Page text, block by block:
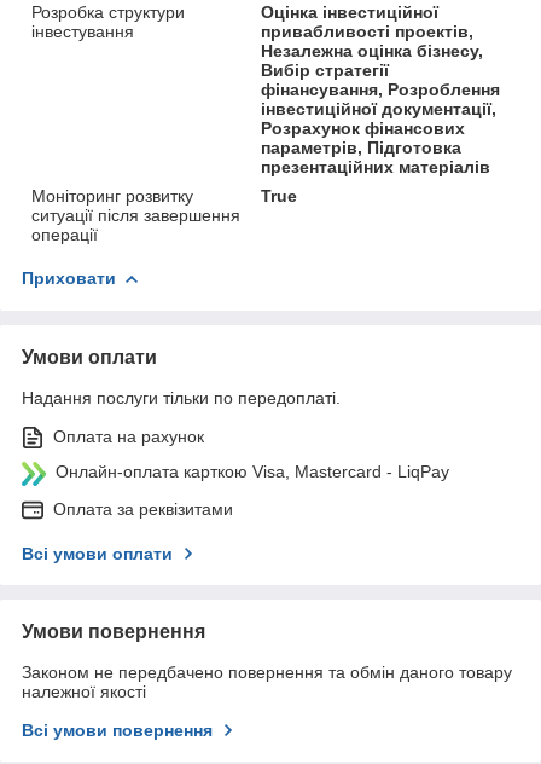
Розробка структури
інвестування
Оцінка інвестиційної
привабливості проектів,
Незалежна оцінка бізнесу,
Вибір стратегії
фінансування, Розроблення
інвестиційної документації,
Розрахунок фінансових
параметрів, Підготовка
презентаційних матеріалів
Моніторинг розвитку
ситуації після завершення
операції
True
Приховати
Умови оплати
Надання послуги тільки по передоплаті.
Оплата на рахунок
Онлайн-оплата карткою Visa, Mastercard - LiqPay
Оплата за реквізитами
Всі умови оплати
Умови повернення
Законом не передбачено повернення та обмін даного товару
належної якості
Всі умови повернення